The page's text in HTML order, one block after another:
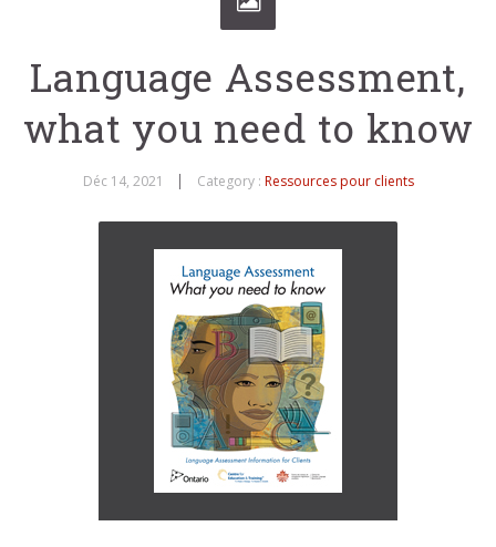
Language Assessment,
what you need to know
Déc 14, 2021 Category : Ressources pour clients